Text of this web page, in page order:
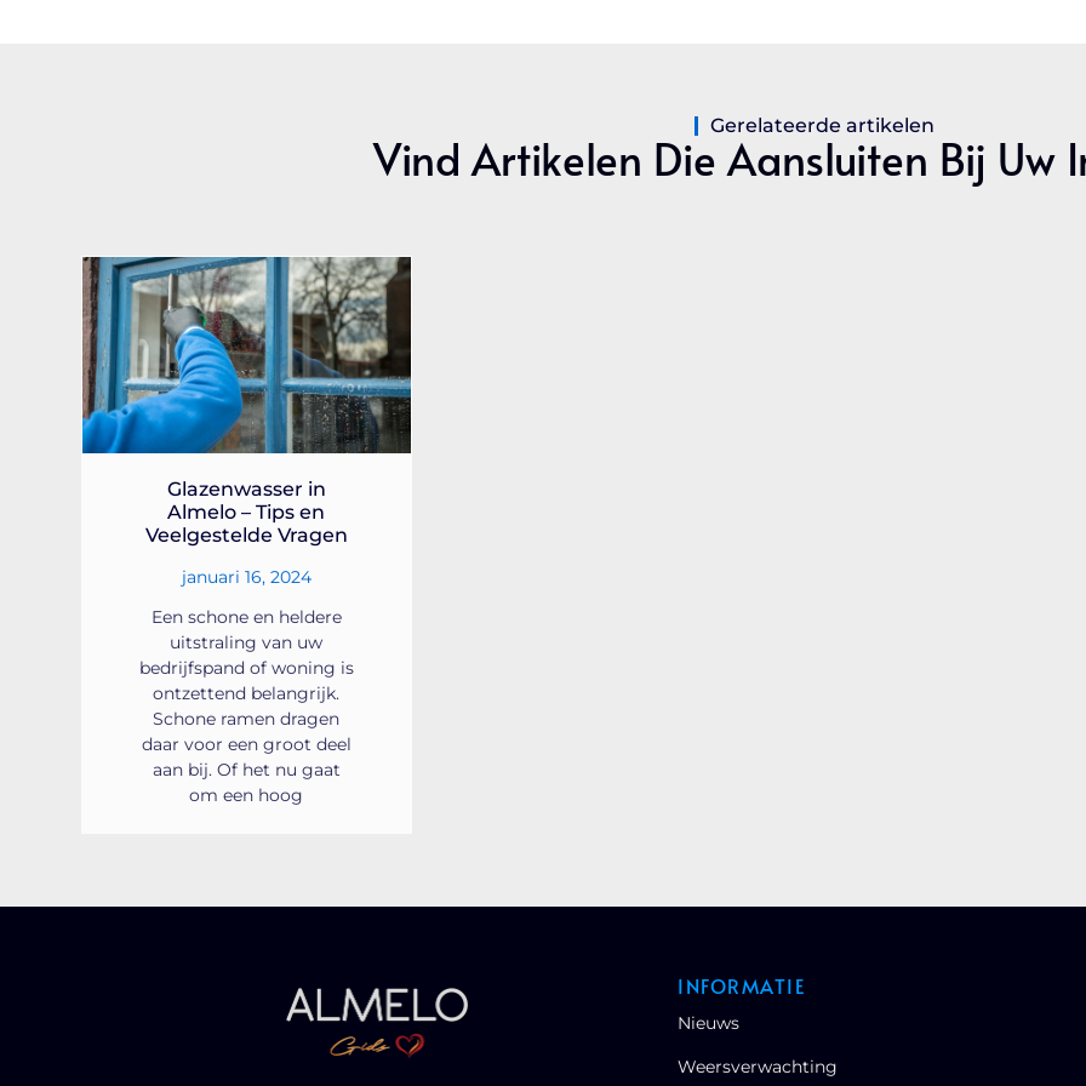
Gerelateerde artikelen
Vind Artikelen Die Aansluiten Bij Uw
Glazenwasser in
Almelo – Tips en
Veelgestelde Vragen
januari 16, 2024
Een schone en heldere
uitstraling van uw
bedrijfspand of woning is
ontzettend belangrijk.
Schone ramen dragen
daar voor een groot deel
aan bij. Of het nu gaat
om een hoog
INFORMATIE
Nieuws
Weersverwachting